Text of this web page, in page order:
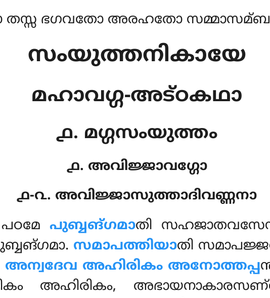
തസ്സ ഭഗവതോ അരഹതോ
സംയുത്തനികായേ
മഹാവഗ്ഗ-അട്ഠകഥാ
൧. മഗ്ഗസംയുത്തം
൧. അവിജ്ജാവഗ്ഗോ
൧-൨. അവിജ്ജാസുത്താദിവണ്ണനാ
പഠമേപുബ്ബങ്ഗമാതി
സമാപത്തിയാതി
അന്വദേവ അഹിരികം അനോത്തപ്പ
അഹിരികം,